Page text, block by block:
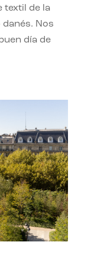
textil de la
danés. Nos
día de